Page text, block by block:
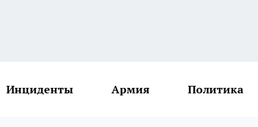
Инциденты Армия Политика